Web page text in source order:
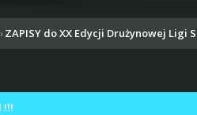
› ZAPISY do XX Edycji Drużynowej Ligi
!!!